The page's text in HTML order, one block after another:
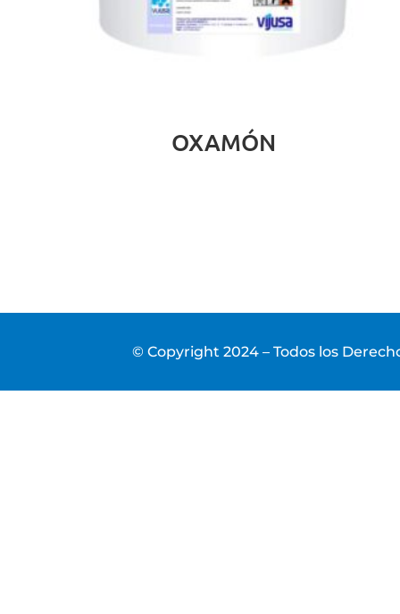
OXAMÓN
© Copyright 2024 – Todos los